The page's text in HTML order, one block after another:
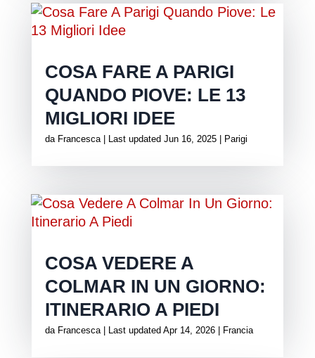
COSA FARE A PARIGI
QUANDO PIOVE: LE 13
MIGLIORI IDEE
da Francesca| Last updated Jun 16, 2025| Parigi
COSA VEDERE A
COLMAR IN UN GIORNO:
ITINERARIO A PIEDI
da Francesca| Last updated Apr 14, 2026| Francia